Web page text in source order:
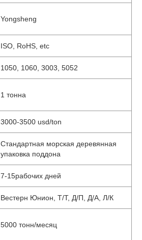
Yongsheng
ISO, RoHS, etc
1050, 1060, 3003, 5052
1 тонна
3000-3500 usd/ton
Стандартная морская деревянная
упаковка поддона
7-15рабочих дней
Вестерн Юнион, Т/Т, Д/П, Д/А, Л/К
5000 тонн/месяц